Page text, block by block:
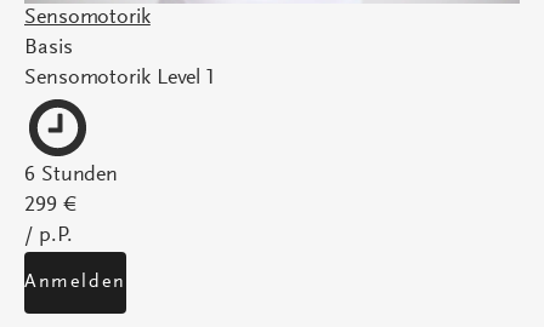
Sensomotorik
Basis
Sensomotorik Level 1
6 Stunden
299 €
/ p.P.
Anmelden